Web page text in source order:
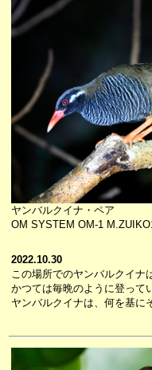
ヤンバルクイナ・ペア
OM SYSTEM OM-1
2022.10.30
この場所でのヤンバルクイナ
かつては毎晩のように登って
ヤンバルクイナは、何を基に